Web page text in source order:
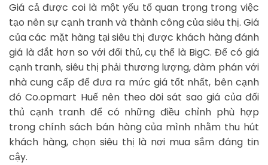
Giá cả được coi là một yếu tố quan trọng trong việc
tạo nên sự cạnh tranh và thành công của siêu thị. Giá
của các mặt hàng tại siêu thị được khách hàng đánh
giá là đắt hơn so với đối thủ, cụ thể là BigC. Để có giá
cạnh tranh, siêu thị phải thương lượng, đàm phán với
nhà cung cấp để đưa ra mức giá tốt nhất, bên cạnh
đó Co.opmart Huế nên theo dõi sát sao giá của đối
thủ cạnh tranh để có những điều chỉnh phù hợp
trong chính sách bán hàng của mình nhằm thu hút
khách hàng, chọn siêu thị là nơi mua sắm đáng tin
cậy.